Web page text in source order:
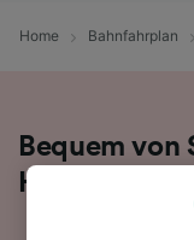
Home Bahnfahrplan
Bequem
Hagenow